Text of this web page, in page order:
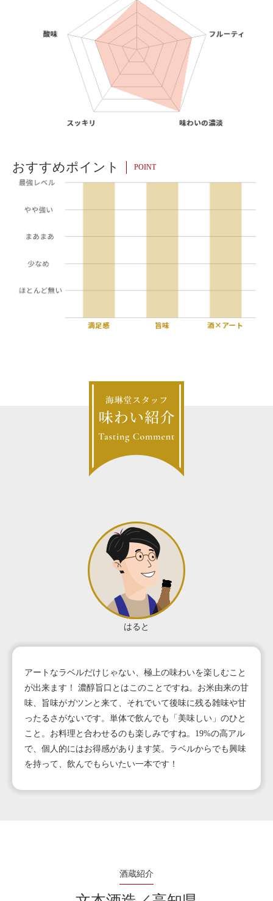
おすすめポイント POINT
はると
アートなラベルだけじゃない、極上の味わいを楽しむこと
が出来ます！ 濃醇旨口とはこのことですね。お米由来の甘
味、旨味がガツンと来て、それでいて後味に残る雑味や甘
ったるさがないです。単体で飲んでも「美味しい」のひと
こと。お料理と合わせるのも楽しみですね。19%の高アル
で、個人的にはお得感があります笑。ラベルからでも興味
を持って、飲んでもらいたい一本です！
酒蔵紹介